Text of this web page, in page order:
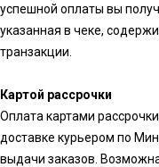
успешной оплаты вы
указанная в чеке,
транзакции.
Картой рассрочки
Оплата картами
доставке курьером по
выдачи заказов.